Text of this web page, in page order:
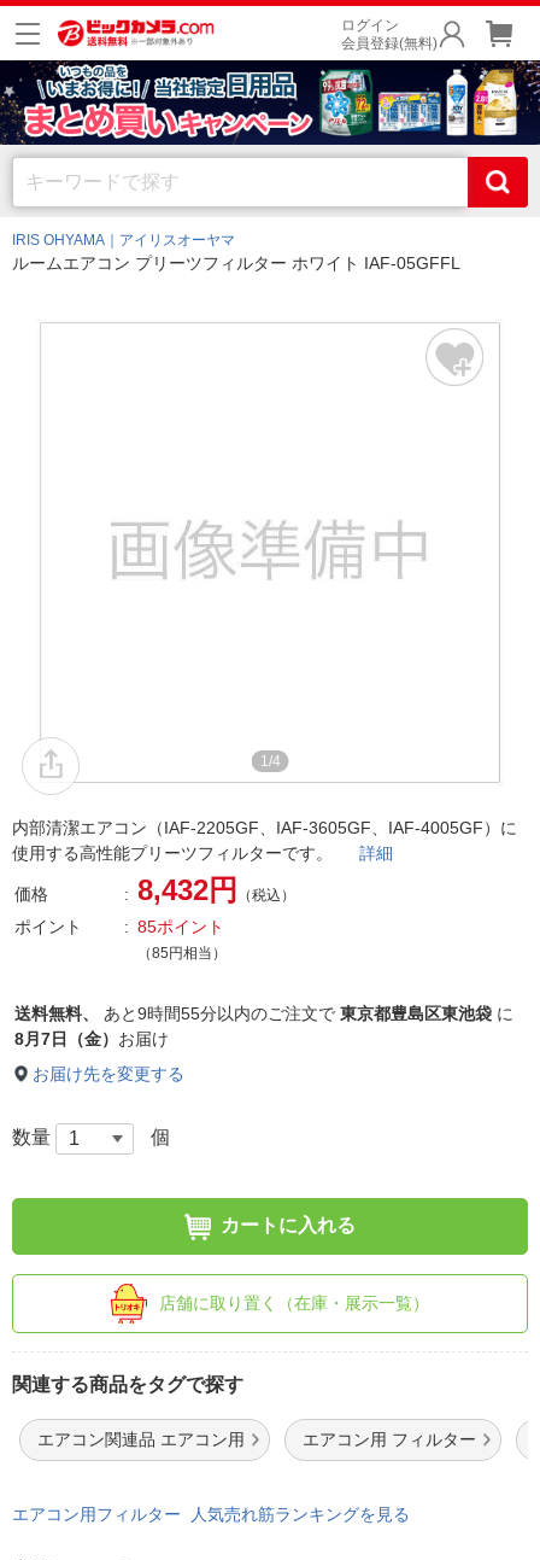
ログイン
会員登録(無料)
IRIS OHYAMA｜アイリスオーヤマ
ルームエアコン プリーツフィルター ホワイト IAF-05GFFL
1/4
内部清潔エアコン（IAF-2205GF、IAF-3605GF、IAF-4005GF）に
使用する高性能プリーツフィルターです。 詳細
価格 8,432円 （税込）
ポイント 85ポイント
（85円相当）
送料無料、 あと9時間55分以内のご注文で 東京都豊島区東池袋 に
8月7日（金） お届け
お届け先を変更する
数量 個
カートに入れる
店舗に取り置く（在庫・展示一覧）
関連する商品をタグで探す
エアコン関連品 エアコン用 エアコン用 フィルター
エアコン用フィルター 人気売れ筋ランキングを見る